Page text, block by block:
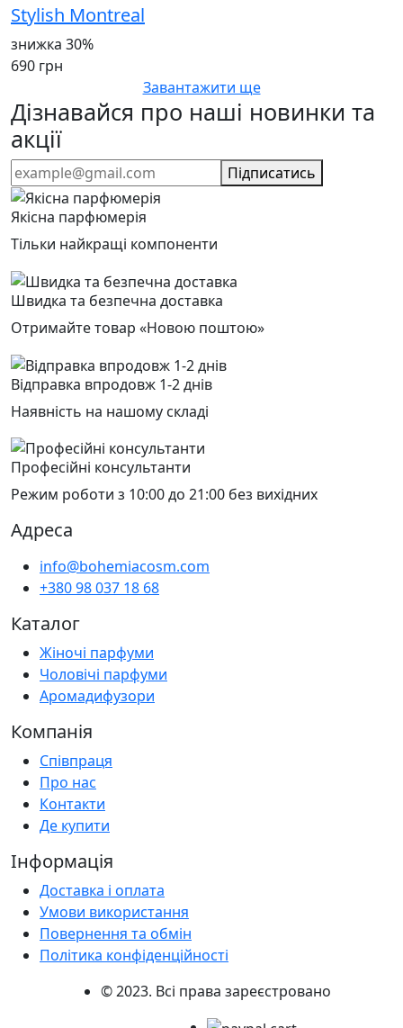
Stylish Montreal
знижка 30%
690 грн
Завантажити ще
Дізнавайся про наші новинки та
акції
Підписатись
Якісна парфюмерія
Тільки найкращі компоненти
Швидка та безпечна доставка
Отримайте товар «Новою поштою»
Відправка впродовж 1-2 днів
Наявність на нашому складі
Професійні консультанти
Режим роботи з 10:00 до 21:00 без вихідних
Адреса
info@bohemiacosm.com
+380 98 037 18 68
Каталог
Жіночі парфуми
Чоловічі парфуми
Аромадифузори
Компанія
Співпраця
Про нас
Контакти
Де купити
Інформація
Доставка і оплата
Умови використання
Повернення та обмін
Політика конфіденційності
© 2023. Всі права зареєстровано